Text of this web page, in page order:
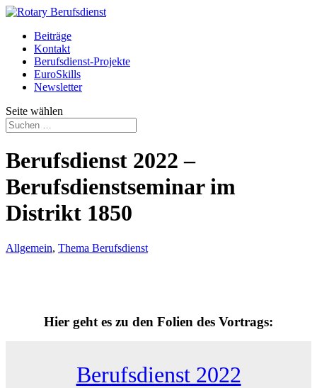
Beiträge
Kontakt
Berufsdienst-Projekte
EuroSkills
Newsletter
Seite wählen
Berufsdienst 2022 –
Berufsdienstseminar im
Distrikt 1850
Allgemein, Thema Berufsdienst
Hier geht es zu den Folien des Vortrags:
Berufsdienst 2022